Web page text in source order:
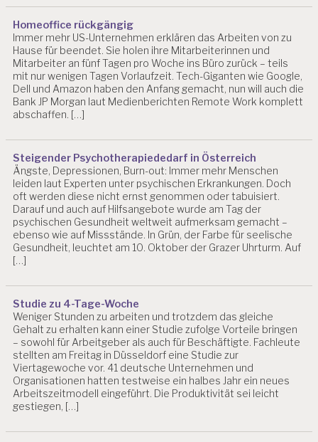
Homeoffice rückgängig
Immer mehr US-Unternehmen erklären das Arbeiten von zu
Hause für beendet. Sie holen ihre Mitarbeiterinnen und
Mitarbeiter an fünf Tagen pro Woche ins Büro zurück – teils
mit nur wenigen Tagen Vorlaufzeit. Tech-Giganten wie Google,
Dell und Amazon haben den Anfang gemacht, nun will auch die
Bank JP Morgan laut Medienberichten Remote Work komplett
abschaffen. […]
Steigender Psychotherapiededarf in Österreich
Ängste, Depressionen, Burn-out: Immer mehr Menschen
leiden laut Experten unter psychischen Erkrankungen. Doch
oft werden diese nicht ernst genommen oder tabuisiert.
Darauf und auch auf Hilfsangebote wurde am Tag der
psychischen Gesundheit weltweit aufmerksam gemacht –
ebenso wie auf Missstände. In Grün, der Farbe für seelische
Gesundheit, leuchtet am 10. Oktober der Grazer Uhrturm. Auf
[…]
Studie zu 4-Tage-Woche
Weniger Stunden zu arbeiten und trotzdem das gleiche
Gehalt zu erhalten kann einer Studie zufolge Vorteile bringen
– sowohl für Arbeitgeber als auch für Beschäftigte. Fachleute
stellten am Freitag in Düsseldorf eine Studie zur
Viertagewoche vor. 41 deutsche Unternehmen und
Organisationen hatten testweise ein halbes Jahr ein neues
Arbeitszeitmodell eingeführt. Die Produktivität sei leicht
gestiegen, […]